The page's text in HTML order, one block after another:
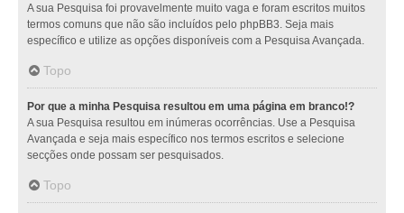
A sua Pesquisa foi provavelmente muito vaga e foram escritos muitos
termos comuns que não são incluídos pelo phpBB3. Seja mais
específico e utilize as opções disponíveis com a Pesquisa Avançada.
Topo
Por que a minha Pesquisa resultou em uma página em branco!?
A sua Pesquisa resultou em inúmeras ocorrências. Use a Pesquisa
Avançada e seja mais específico nos termos escritos e selecione
secções onde possam ser pesquisados.
Topo